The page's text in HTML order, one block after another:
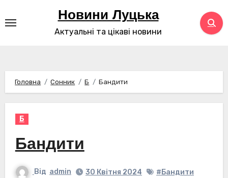
до
Новини Луцька
Актуальні та цікаві новини
Головна Сонник Б Бандити
Б
Бандити
Від admin 30 Квітня 2024 #Бандити